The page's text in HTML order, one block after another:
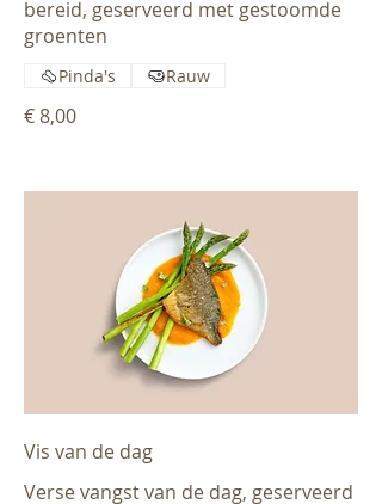
bereid, geserveerd met gestoomde
groenten
€ 8,00
Pinda's Rauw
Vis van de dag
Verse vangst van de dag, geserveerd